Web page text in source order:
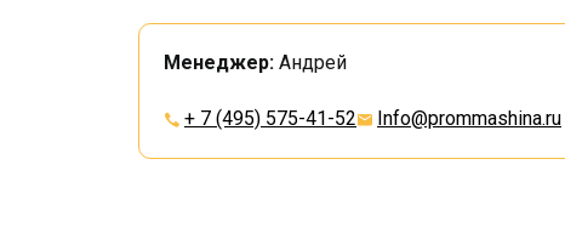
Менеджер: Андрей
+ 7 (495) 575-41-52 Info@prommashina.ru